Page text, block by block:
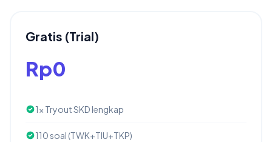
Gratis (Trial)
Rp0
1x Tryout SKD lengkap
110 soal (TWK+TIU+TKP)